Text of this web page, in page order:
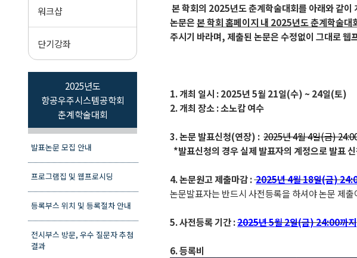
워크샵
단기강좌
2025년도
항공우주시스템공학회
춘계학술대회
발표논문 모집 안내
프로그램집 및 웹프로시딩
등록부스 위치 및 등록절차 안내
전시부스 방문, 우수 질문자 추첨
결과
본 학회의 2025년도 춘계학술대회를 아래와 같이
논문은본 학회 홈페이지 내 2025년도 춘계학술
주시기 바라며, 제출된 논문은 수정없이 그대로 웹
1. 개최 일시 : 2025년 5월 21일(수) ~ 24일(토)
2. 개최 장소 : 소노캄 여수
3.논문 발표신청(연장) : 2025년 4월 4일(금)
*발표신청의 경우 실제 발표자의 계정으로 발표
4.논문원고 제출마감:2025년 4월 18일(금)
논문발표자는 반드시 사전등록을 하셔야 논문 제
5.사전등록 기간:2025년5월 2일(금) 24:00까지
6. 등록비